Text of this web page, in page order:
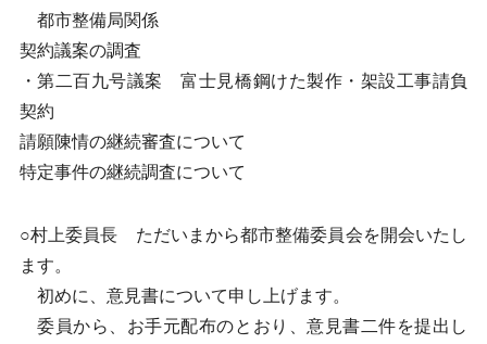
都市整備局関係
契約議案の調査
・第二百九号議案 富士見橋鋼けた製作・架設工事請負
契約
請願陳情の継続審査について
特定事件の継続調査について
○村上委員長 ただいまから都市整備委員会を開会いたし
ます。
初めに、意見書について申し上げます。
委員から、お手元配布のとおり、意見書二件を提出し